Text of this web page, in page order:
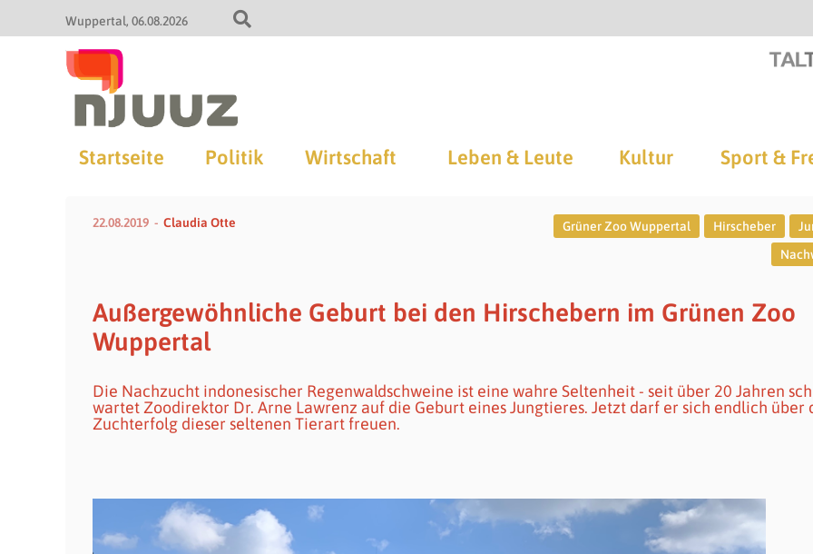
Wuppertal 06.08.2026
Startseite Politik Wirtschaft Leben & Leute Kultur Sport &
22.08.2019 Claudia Otte Grüner Zoo Wuppertal Hirscheber
Außergewöhnliche Geburt bei den Hirschebern im Grünen Zoo
Wuppertal
Die Nachzucht indonesischer Regenwaldschweine ist eine wahre Seltenheit - seit über 20 Jahren
wartet Zoodirektor Dr. Arne Lawrenz auf die Geburt eines Jungtieres. Jetzt darf er sich endlich über
Zuchterfolg dieser seltenen Tierart freuen.